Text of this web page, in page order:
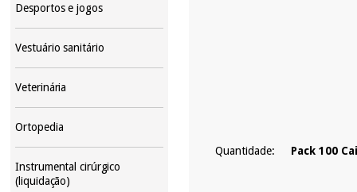
Desportos e jogos
Vestuário sanitário
Veterinária
Ortopedia
Instrumental cirúrgico
(liquidação)
Quantidade: Pack 100